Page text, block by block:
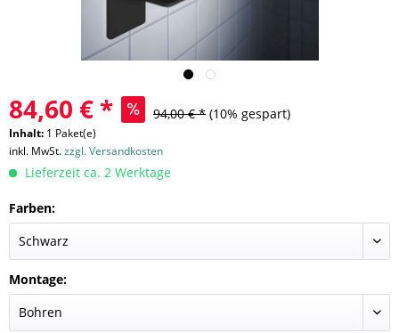
84,60 € * 94,00 € * (10% gespart)
Inhalt: 1 Paket(e)
inkl. MwSt.zzgl. Versandkosten
Lieferzeit ca. 2 Werktage
Farben:
Montage: